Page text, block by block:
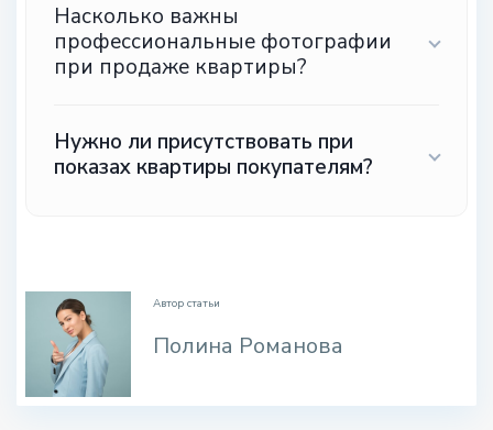
Насколько важны
профессиональные фотографии
при продаже квартиры?
Нужно ли присутствовать при
показах квартиры покупателям?
Автор статьи
Полина Романова